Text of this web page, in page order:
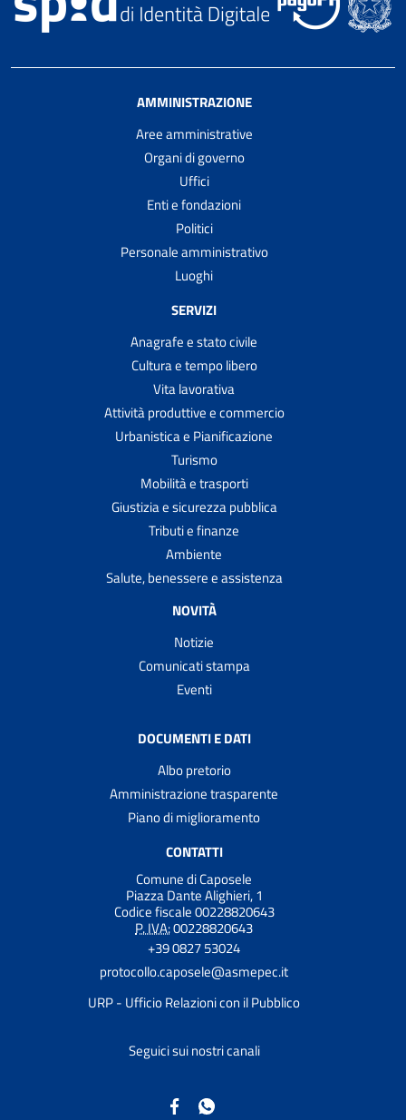
AMMINISTRAZIONE
Aree amministrative
Organi di governo
Uffici
Enti e fondazioni
Politici
Personale amministrativo
Luoghi
SERVIZI
Anagrafe e stato civile
Cultura e tempo libero
Vita lavorativa
Attività produttive e commercio
Urbanistica e Pianificazione
Turismo
Mobilità e trasporti
Giustizia e sicurezza pubblica
Tributi e finanze
Ambiente
Salute, benessere e assistenza
NOVITÀ
Notizie
Comunicati stampa
Eventi
DOCUMENTI E DATI
Albo pretorio
Amministrazione trasparente
Piano di miglioramento
CONTATTI
Comune di Caposele
Piazza Dante Alighieri, 1
Codice fiscale 00228820643
P. IVA:00228820643
+39 0827 53024
protocollo.caposele@asmepec.it
URP - Ufficio Relazioni con il Pubblico
Seguici sui nostri canali